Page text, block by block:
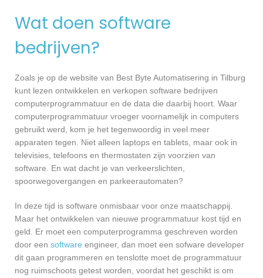
Wat doen software
bedrijven?
Zoals je op de website van Best Byte Automatisering in Tilburg
kunt lezen ontwikkelen en verkopen software bedrijven
computerprogrammatuur en de data die daarbij hoort. Waar
computerprogrammatuur vroeger voornamelijk in computers
gebruikt werd, kom je het tegenwoordig in veel meer
apparaten tegen. Niet alleen laptops en tablets, maar ook in
televisies, telefoons en thermostaten zijn voorzien van
software. En wat dacht je van verkeerslichten,
spoorwegovergangen en parkeerautomaten?
In deze tijd is software onmisbaar voor onze maatschappij.
Maar het ontwikkelen van nieuwe programmatuur kost tijd en
geld. Er moet een computerprogramma geschreven worden
door een software engineer, dan moet een sofware developer
dit gaan programmeren en tenslotte moet de programmatuur
nog ruimschoots getest worden, voordat het geschikt is om